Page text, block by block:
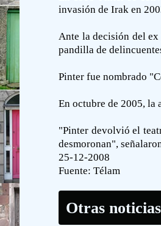
invasión de Irak en
Ante la decisión del
pandilla de
Pinter fue nombrado
En octubre de 2005, la
"Pinter devolvió el
desmoronan",
25-12-2008
Fuente: Télam
Otras noticias